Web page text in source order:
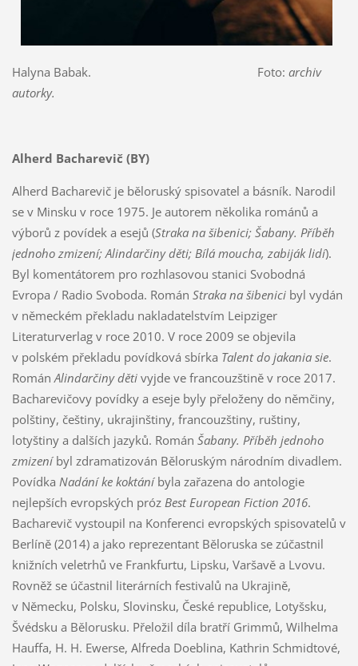
Halyna Babak. Foto: archiv
autorky.
Alherd Bacharevič (BY)
Alherd Bacharevič je běloruský spisovatel a básník. Narodil
se v Minsku v roce 1975. Je autorem několika románů a
výborů z povídek a esejů (Straka na šibenici; Šabany. Příběh
jednoho zmizení; Alindarčiny děti; Bílá moucha, zabiják lidí).
Byl komentátorem pro rozhlasovou stanici Svobodná
Evropa / Radio Svoboda. Román Straka na šibenicibyl vydán
v německém překladu nakladatelstvím Leipziger
Literaturverlag v roce 2010. V roce 2009 se objevila
v polském překladu povídková sbírka Talent do jakania sie.
RománAlindarčiny děti vyjde ve francouzštině v roce 2017.
Bacharevičovy povídky a eseje byly přeloženy do němčiny,
polštiny, češtiny, ukrajinštiny, francouzštiny, ruštiny,
lotyštiny a dalších jazyků. Román Šabany. Příběh jednoho
zmizení byl zdramatizován Běloruským národním divadlem.
Povídka Nadání ke koktání byla zařazena do antologie
nejlepších evropských próz Best European Fiction 2016.
Bacharevič vystoupil na Konferenci evropských spisovatelů v
Berlíně (2014) a jako reprezentant Běloruska se zúčastnil
knižních veletrhů ve Frankfurtu, Lipsku, Varšavě a Lvovu.
Rovněž se účastnil literárních festivalů na Ukrajině,
v Německu, Polsku, Slovinsku, České republice, Lotyšsku,
Švédsku a Bělorusku. Přeložil díla bratří Grimmů, Wilhelma
Hauffa, H. H. Ewerse, Alfreda Doeblina, Kathrin Schmidtové,